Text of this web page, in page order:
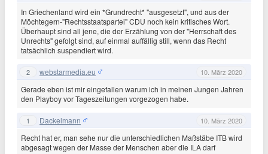
In Griechenland wird ein *Grundrecht* "ausgesetzt", und aus der
Möchtegern-"Rechtsstaatspartei" CDU noch kein kritisches Wort.
Überhaupt sind all jene, die der Erzählung von der "Herrschaft des
Unrechts" gefolgt sind, auf einmal auffällig still, wenn das Recht
tatsächlich suspendiert wird.
2 webstarmedia.eu 10. März 2020
Gerade eben ist mir eingefallen warum ich in meinen Jungen Jahren
den Playboy vor Tageszeitungen vorgezogen habe.
1 Dackelmann 10. März 2020
Recht hat er, man sehe nur die unterschiedlichen Maßstäbe ITB wird
abgesagt wegen der Masse der Menschen aber die ILA darf